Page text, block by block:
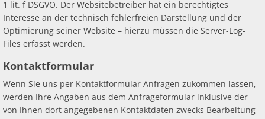
1 lit. f DSGVO. Der Websitebetreiber hat ein berechtigtes
Interesse an der technisch fehlerfreien Darstellung und der
Optimierung seiner Website – hierzu müssen die Server-Log-
Files erfasst werden.
Kontaktformular
Wenn Sie uns per Kontaktformular Anfragen zukommen lassen,
werden Ihre Angaben aus dem Anfrageformular inklusive der
von Ihnen dort angegebenen Kontaktdaten zwecks Bearbeitung